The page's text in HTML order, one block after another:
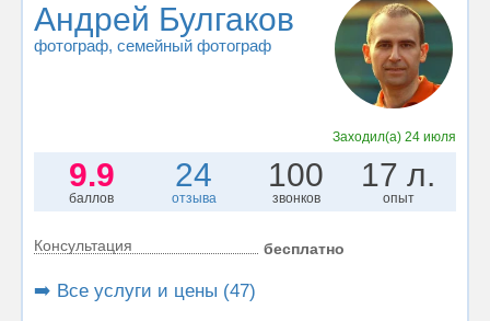
Андрей Булгаков
фотограф, семейный фотограф
Заходил(а) 24 июля
9.9
баллов
24
отзыва
100
звонков
17 л.
опыт
Консультация бесплатно
➡️ Все услуги и цены (47)